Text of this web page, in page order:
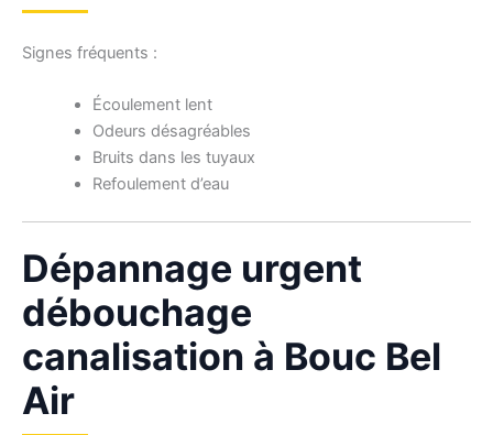
Signes fréquents :
Écoulement lent
Odeurs désagréables
Bruits dans les tuyaux
Refoulement d’eau
Dépannage urgent
débouchage
canalisation à Bouc Bel
Air